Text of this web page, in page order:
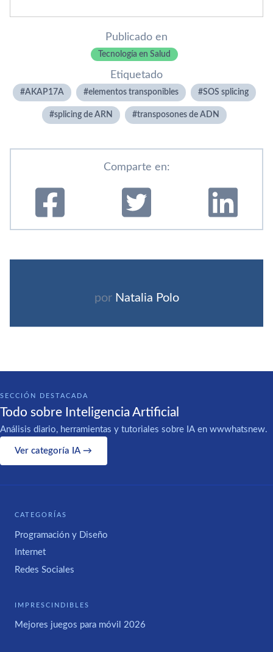
Publicado en
Tecnología en Salud
Etiquetado
AKAP17A elementos transponibles SOS splicing
splicing de ARN transposones de ADN
Comparte en:
por Natalia Polo
SECCIÓN DESTACADA
Todo sobre Inteligencia Artificial
Análisis diario, herramientas y tutoriales sobre IA en wwwhatsnew.
Ver categoría IA →
CATEGORÍAS
Programación y Diseño
Internet
Redes Sociales
IMPRESCINDIBLES
Mejores juegos para móvil 2026